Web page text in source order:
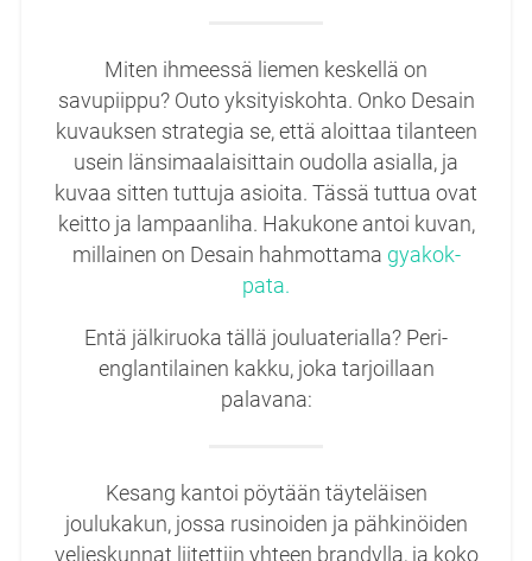
Miten ihmeessä liemen keskellä on
savupiippu? Outo yksityiskohta. Onko Desain
kuvauksen strategia se, että aloittaa tilanteen
usein länsimaalaisittain oudolla asialla, ja
kuvaa sitten tuttuja asioita. Tässä tuttua ovat
keitto ja lampaanliha. Hakukone antoi kuvan,
millainen on Desain hahmottama gyakok-
pata.
Entä jälkiruoka tällä jouluaterialla? Peri-
englantilainen kakku, joka tarjoillaan
palavana:
Kesang kantoi pöytään täyteläisen
joulukakun, jossa rusinoiden ja pähkinöiden
veljeskunnat liitettiin yhteen brandylla, ja koko